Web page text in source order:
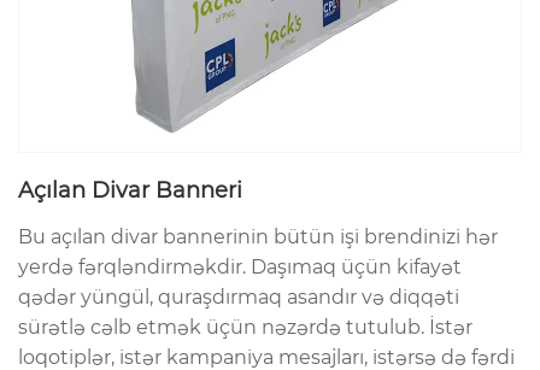
Açılan Divar Banneri
Bu açılan divar bannerinin bütün işi brendinizi hər
yerdə fərqləndirməkdir. Daşımaq üçün kifayət
qədər yüngül, quraşdırmaq asandır və diqqəti
sürətlə cəlb etmək üçün nəzərdə tutulub. İstər
loqotiplər, istər kampaniya mesajları, istərsə də fərdi